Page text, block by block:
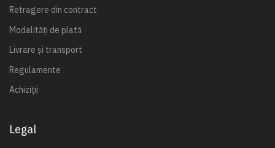
Retragere din contract
Modalități de plată
Livrare și transport
Regulamente
Achiziții
Legal